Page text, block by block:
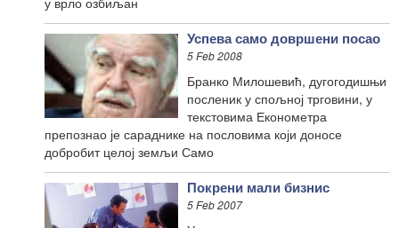
Успева само довршени посао
5 Feb 2008
Бранко Милошевић, дугогодишњи
посленик у спољној трговини, у
текстовима Економетра
препознао је сараднике на пословима који доносе
добробит целој земљи Само
Покрени мали бизнис
5 Feb 2007